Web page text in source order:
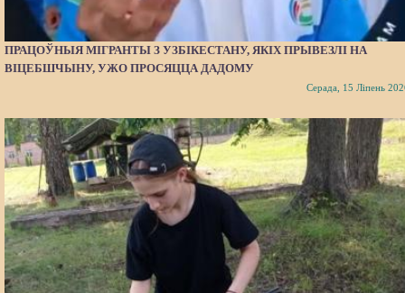
ПРАЦОЎНЫЯ МІГРАНТЫ З УЗБІКЕСТАНУ, ЯКІХ ПРЫВЕЗЛІ НА
ВІЦЕБШЧЫНУ, УЖО ПРОСЯЦЦА ДАДОМУ
Серада, 15 Ліпень